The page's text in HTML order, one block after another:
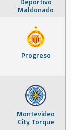
Maldonado
Progreso
Montevideo
City Torque